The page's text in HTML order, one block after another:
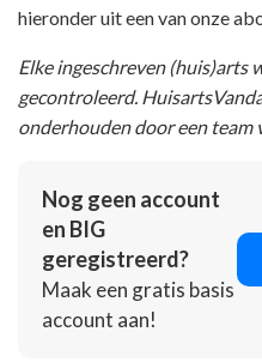
hieronder uit een van onze
Elke ingeschreven (huis)arts
gecontroleerd.
onderhouden door een team
Nog geen account
en BIG
geregistreerd?
Maak een gratis basis
account aan!